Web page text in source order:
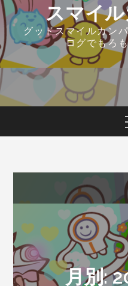
スマイ
グッドスマイルカン
ログでもろ
月別: